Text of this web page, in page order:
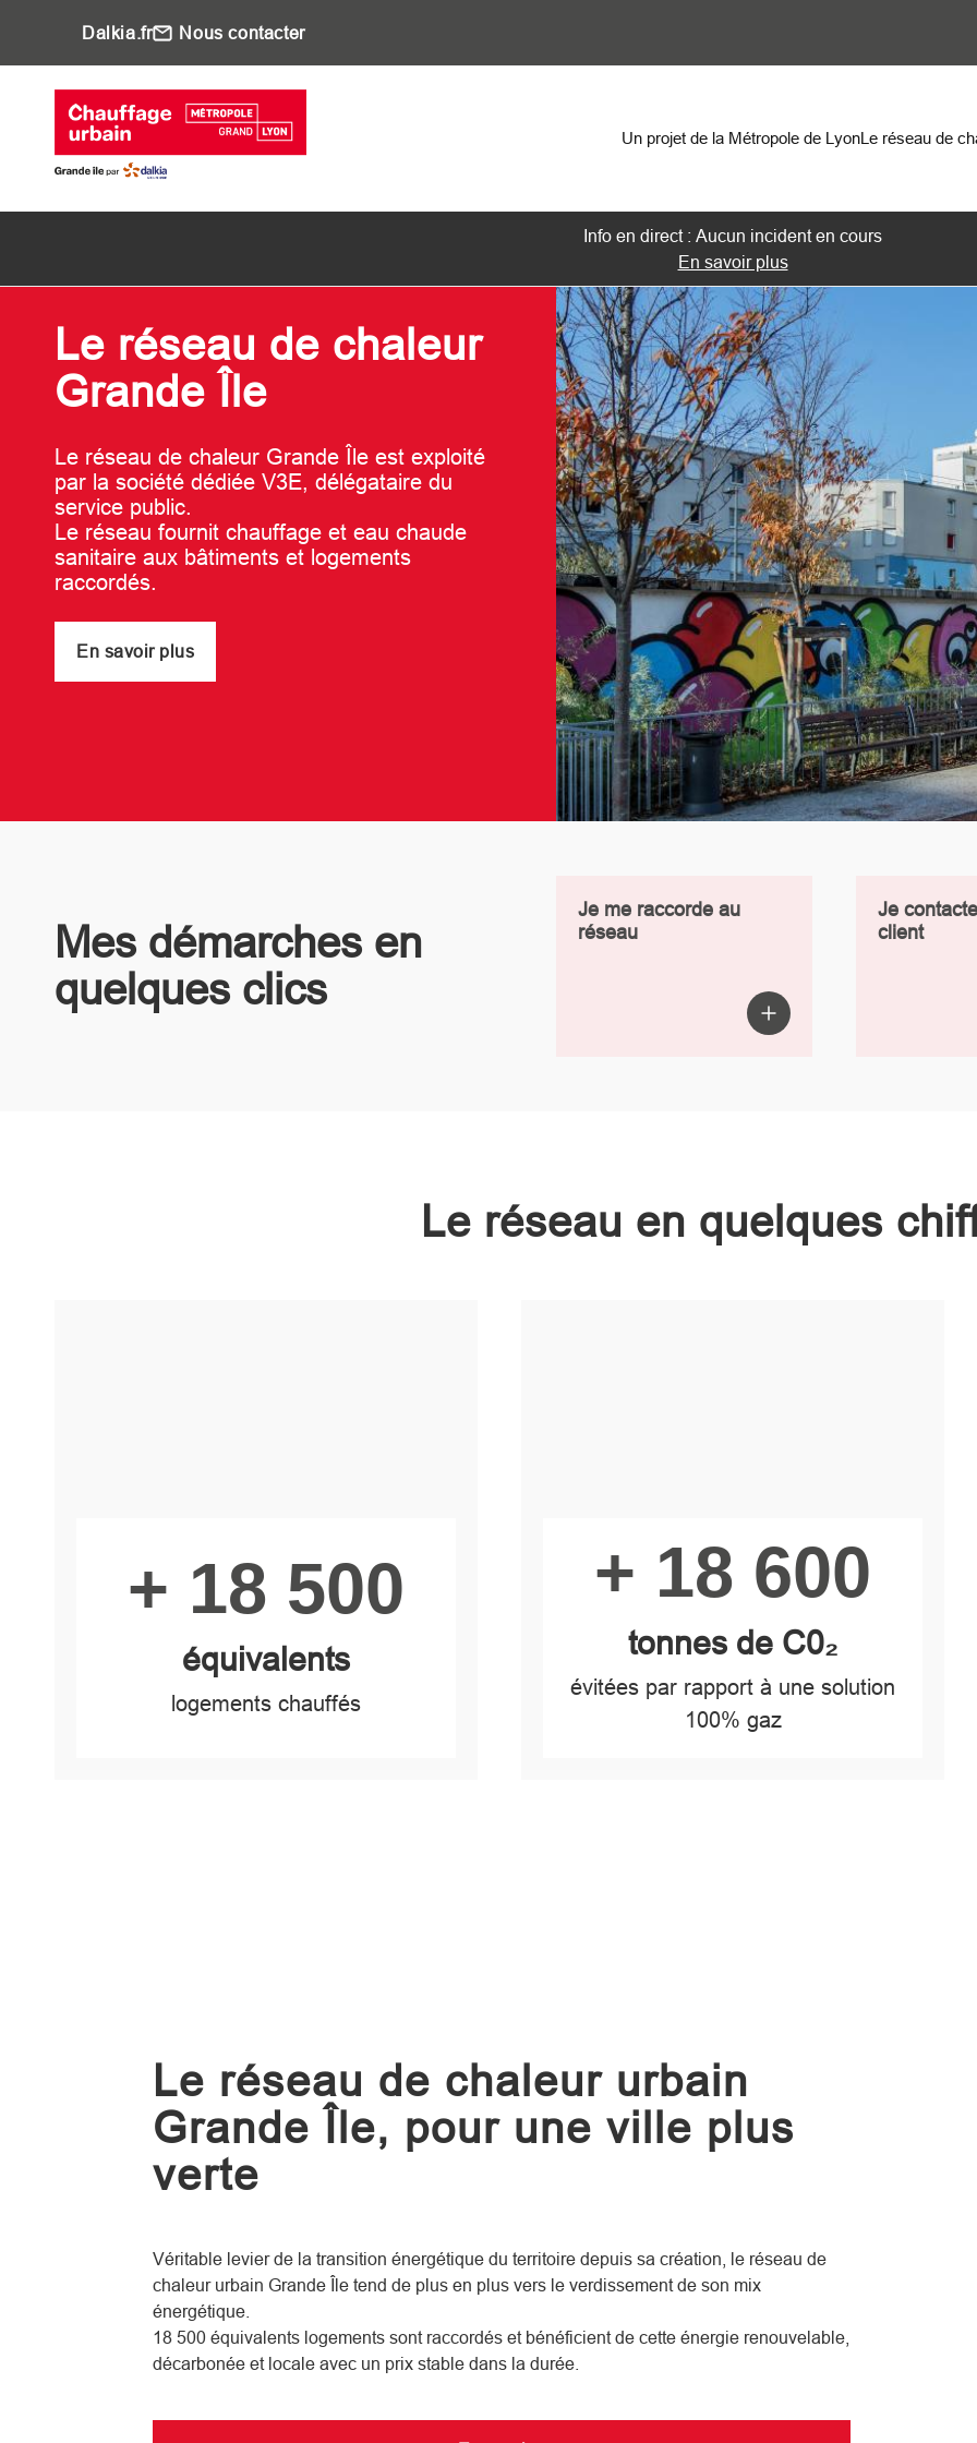
Dalkia.fr Nous contacter
Un projet de la Métropole de LyonLe réseau de
Info en direct : Aucun incident en cours
En savoir plus
Le réseau de chaleur
Grande Île
Le réseau de chaleur Grande Île est exploité
par la société dédiée V3E, délégataire du
service public.
Le réseau fournit chauffage et eau chaude
sanitaire aux bâtiments et logements
raccordés.
En savoir plus
Mes démarches en
quelques clics
Je me raccorde au
réseau
Je
client
Le réseau en quelques
+ 18 500
équivalents
logements chauffés
+ 18 600
tonnes de C0₂
évitées par rapport à une solution
100% gaz
Le réseau de chaleur urbain
Grande Île, pour une ville plus
verte
Véritable levier de la transition énergétique du territoire depuis sa création, le réseau de
chaleur urbain Grande Île tend de plus en plus vers le verdissement de son mix
énergétique.
18 500 équivalents logements sont raccordés et bénéficient de cette énergie renouvelable,
décarbonée et locale avec un prix stable dans la durée.